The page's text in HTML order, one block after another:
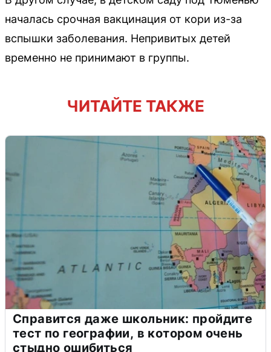
началась срочная вакцинация от кори из-за
вспышки заболевания. Непривитых детей
временно не принимают в группы.
ЧИТАЙТЕ ТАКЖЕ
Справится даже школьник: пройдите
тест по географии, в котором очень
стыдно ошибиться